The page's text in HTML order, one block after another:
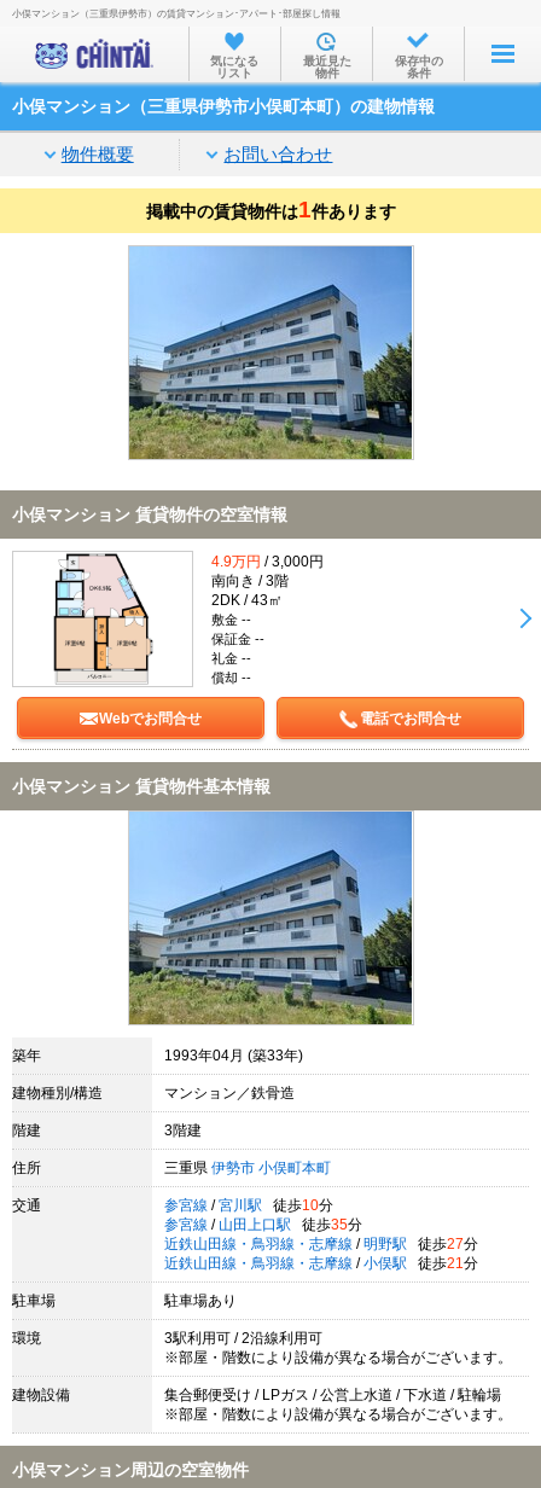
お部屋を探す
沿線・駅から
家賃相場から
通勤通学時間から
不動産会社から
TOP
小俣マンション（三重県伊勢市）の賃貸マンション･アパート･部屋探し情報
気になる
リスト
最近見た
物件
保存中の
条件
小俣マンション（三重県伊勢市小俣町本町）の建物情報
物件概要 お問い合わせ
掲載中の賃貸物件は1件あります
小俣マンション 賃貸物件の空室情報
4.9万円 / 3,000円
南向き / 3階
2DK / 43㎡
敷金 --
保証金 --
礼金 --
償却 --
Webでお問合せ 電話でお問合せ
小俣マンション 賃貸物件基本情報
築年 1993年04月 (築33年)
建物種別/構造 マンション／鉄骨造
階建 3階建
住所 三重県 伊勢市 小俣町本町
交通 参宮線 / 宮川駅 徒歩10分
参宮線 / 山田上口駅 徒歩35分
近鉄山田線・鳥羽線・志摩線 / 明野駅 徒歩27分
近鉄山田線・鳥羽線・志摩線 / 小俣駅 徒歩21 分
駐車場 駐車場あり
環境
3駅利用可 / 2沿線利用可
※部屋・階数により設備が異なる場合がございます。
建物設備
集合郵便受け / LPガス / 公営上水道 / 下水道 / 駐輪場
※部屋・階数により設備が異なる場合がございます。
小俣マンション周辺の空室物件